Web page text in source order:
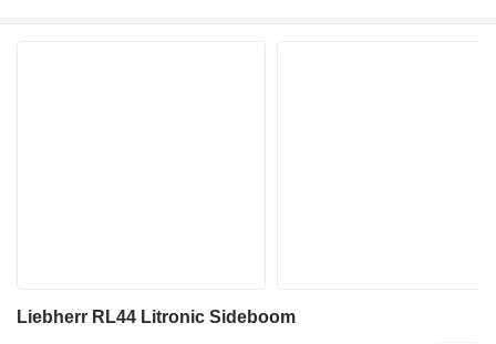
Liebherr RL44 Litronic Sideboom